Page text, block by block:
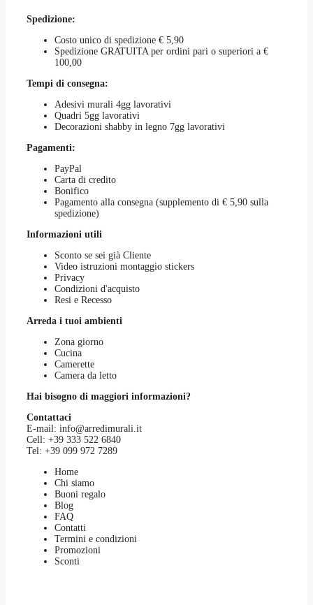
Spedizione:
Costo unico di spedizione € 5,90
Spedizione GRATUITA per ordini pari o superiori a €
100,00
Tempi di consegna:
Adesivi murali 4gg lavorativi
Quadri 5gg lavorativi
Decorazioni shabby in legno 7gg lavorativi
Pagamenti:
PayPal
Carta di credito
Bonifico
Pagamento alla consegna (supplemento di € 5,90 sulla
spedizione)
Informazioni utili
Sconto se sei già Cliente
Video istruzioni montaggio stickers
Privacy
Condizioni d'acquisto
Resi e Recesso
Arreda i tuoi ambienti
Zona giorno
Cucina
Camerette
Camera da letto
Hai bisogno di maggiori informazioni?
Contattaci
E-mail: info@arredimurali.it
Cell: +39 333 522 6840
Tel: +39 099 972 7289
Home
Chi siamo
Buoni regalo
Blog
FAQ
Contatti
Termini e condizioni
Promozioni
Sconti